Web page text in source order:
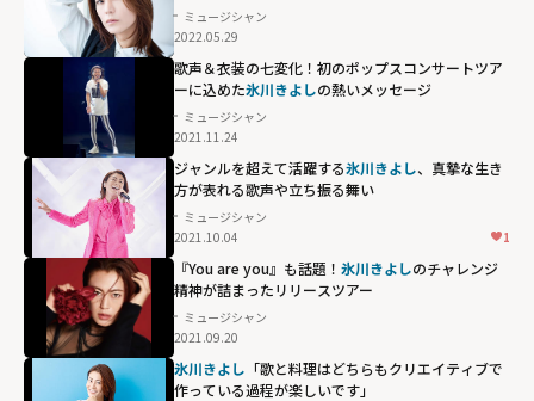
ミュージシャン
2022.05.29
歌声＆衣装の七変化！初のポップスコンサートツア
ーに込めた氷川きよしの熱いメッセージ
ミュージシャン
2021.11.24
ジャンルを超えて活躍する氷川きよし、真摯な生き
方が表れる歌声や立ち振る舞い
ミュージシャン
2021.10.04
1
『You are you』も話題！ 氷川きよしのチャレンジ
精神が詰まったリリースツアー
ミュージシャン
2021.09.20
氷川きよし 「歌と料理はどちらもクリエイティブで
作っている過程が楽しいです」